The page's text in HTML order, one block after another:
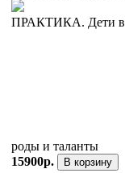
ПРАКТИКА. Дети в
роды и таланты
15900р.
В корзину